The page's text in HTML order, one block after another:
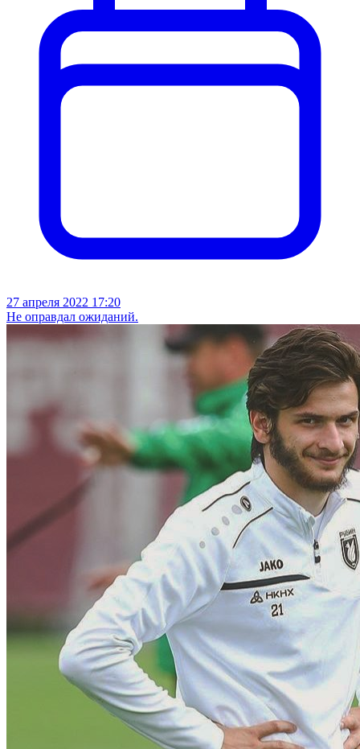
27 апреля 2022 17:20
Не оправдал ожиданий.